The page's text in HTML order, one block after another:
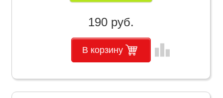
190 руб.
В корзину leaderboard